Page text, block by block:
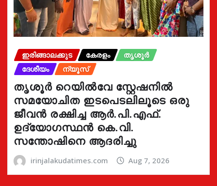
ഇരിങ്ങാലക്കുട കേരളം
തൃശൂർ
ദേശീയം
ന്യൂസ്
തൃശൂർ റെയിൽവേ സ്റ്റേഷനിൽ
സമയോചിത ഇടപെടലിലൂടെ ഒരു
ജീവൻ രക്ഷിച്ച ആർ.പി.എഫ്.
ഉദ്യോഗസ്ഥൻ കെ.വി.
സന്തോഷിനെ ആദരിച്ചു
irinjalakudatimes.com Aug 7, 2026